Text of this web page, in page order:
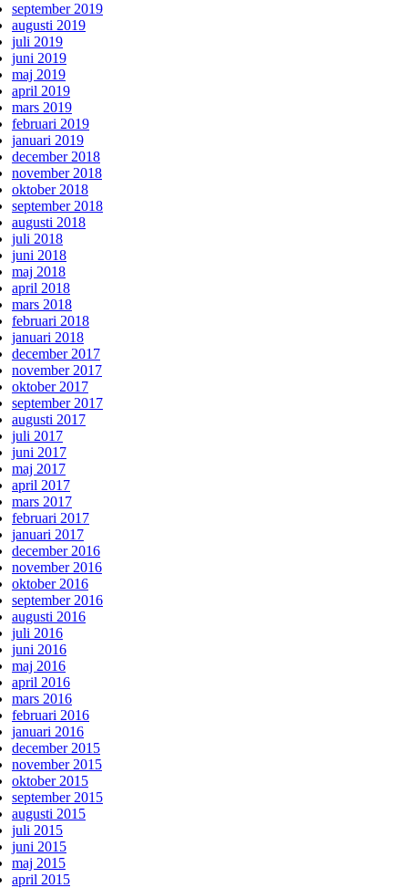
september 2019
augusti 2019
juli 2019
juni 2019
maj 2019
april 2019
mars 2019
februari 2019
januari 2019
december 2018
november 2018
oktober 2018
september 2018
augusti 2018
juli 2018
juni 2018
maj 2018
april 2018
mars 2018
februari 2018
januari 2018
december 2017
november 2017
oktober 2017
september 2017
augusti 2017
juli 2017
juni 2017
maj 2017
april 2017
mars 2017
februari 2017
januari 2017
december 2016
november 2016
oktober 2016
september 2016
augusti 2016
juli 2016
juni 2016
maj 2016
april 2016
mars 2016
februari 2016
januari 2016
december 2015
november 2015
oktober 2015
september 2015
augusti 2015
juli 2015
juni 2015
maj 2015
april 2015